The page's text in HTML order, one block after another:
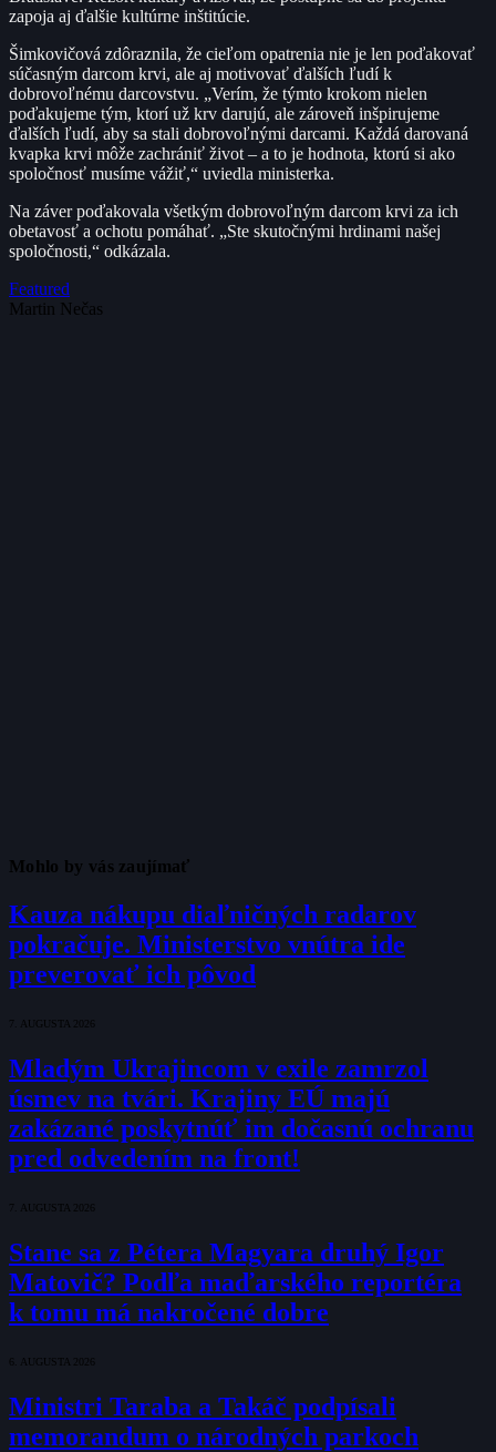
zapoja aj ďalšie kultúrne inštitúcie.
Šimkovičová zdôraznila, že cieľom opatrenia nie je len poďakovať
súčasným darcom krvi, ale aj motivovať ďalších ľudí k
dobrovoľnému darcovstvu. „Verím, že týmto krokom nielen
poďakujeme tým, ktorí už krv darujú, ale zároveň inšpirujeme
ďalších ľudí, aby sa stali dobrovoľnými darcami. Každá darovaná
kvapka krvi môže zachrániť život – a to je hodnota, ktorú si ako
spoločnosť musíme vážiť,“ uviedla ministerka.
Na záver poďakovala všetkým dobrovoľným darcom krvi za ich
obetavosť a ochotu pomáhať. „Ste skutočnými hrdinami našej
spoločnosti,“ odkázala.
Featured
Martin Nečas
Mohlo by vás zaujímať
Kauza nákupu diaľničných radarov
pokračuje. Ministerstvo vnútra ide
preverovať ich pôvod
7. AUGUSTA 2026
Mladým Ukrajincom v exile zamrzol
úsmev na tvári. Krajiny EÚ majú
zakázané poskytnúť im dočasnú ochranu
pred odvedením na front!
7. AUGUSTA 2026
Stane sa z Pétera Magyara druhý Igor
Matovič? Podľa maďarského reportéra
k tomu má nakročené dobre
6. AUGUSTA 2026
Ministri Taraba a Takáč podpísali
memorandum o národných parkoch